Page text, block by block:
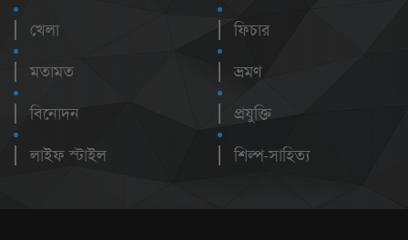
খেলা
মতামত
বিনোদন
লাইফ স্টাইল
ফিচার
ভ্রমণ
প্রযুক্তি
শিল্প-সাহিত্য